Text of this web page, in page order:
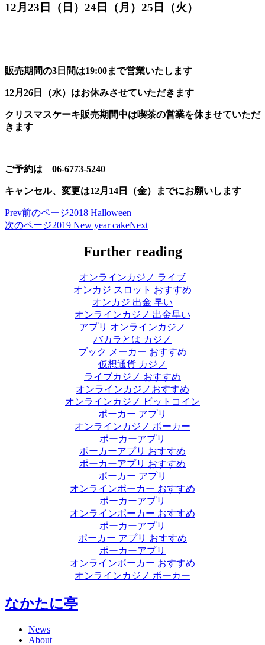
12月23日（日）24日（月）25日（火）
販売期間の3日間は19:00まで営業いたします
12月26日（水）はお休みさせていただきます
クリスマスケーキ販売期間中は喫茶の営業を休ませていただ
きます
ご予約は 06-6773-5240
キャンセル、変更は12月14日（金）までにお願いします
Prev前のページ2018 Halloween
次のページ2019 New year cakeNext
Further reading
オンラインカジノ ライブ
オンカジ スロット おすすめ
オンカジ 出金 早い
オンラインカジノ 出金早い
アプリ オンラインカジノ
バカラとは カジノ
ブック メーカー おすすめ
仮想通貨 カジノ
ライブカジノ おすすめ
オンラインカジノおすすめ
オンラインカジノ ビットコイン
ポーカー アプリ
オンラインカジノ ポーカー
ポーカーアプリ
ポーカーアプリ おすすめ
ポーカーアプリ おすすめ
ポーカー アプリ
オンラインポーカー おすすめ
ポーカーアプリ
オンラインポーカー おすすめ
ポーカーアプリ
ポーカー アプリ おすすめ
ポーカーアプリ
オンラインポーカー おすすめ
オンラインカジノ ポーカー
なかたに亭
News
About